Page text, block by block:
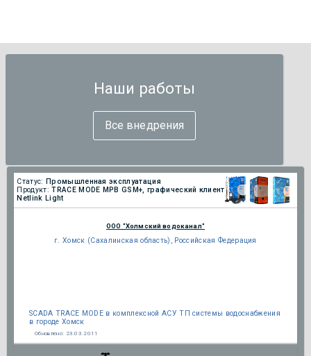
Наши работы
Все внедрения
Статус: Промышленная эксплуатация
Продукт:TRACE MODE МРВ GSM+, графический клиент
Netlink Light
ООО "Холмский водоканал"
г. Хомск (Сахалинская область), Российская Федерация
SCADA TRACE MODE в комплексной АСУ ТП системы водоснабжения
в городе Хомск
Обновлено: 23.03.2011